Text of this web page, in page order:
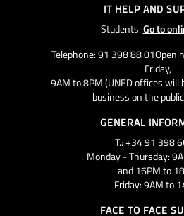
IT HELP AND
Students:Go to
Telephone: 91 398 88
Friday,
9AM to 8PM (UNED offices will
business on the
GENERAL
T.: +34 91 398
Monday - Thursday:
and 16PM to
Friday: 9AM to
FACE TO FACE